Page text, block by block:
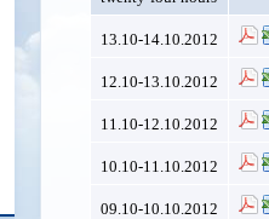
13.10-14.10.2012
12.10-13.10.2012
11.10-12.10.2012
10.10-11.10.2012
09.10-10.10.2012